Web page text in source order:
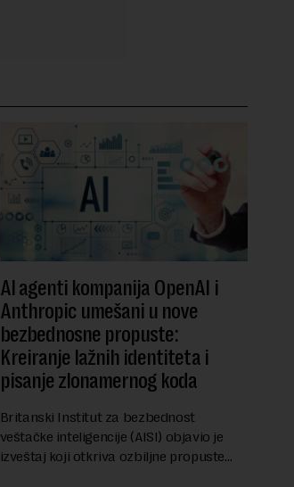
AI agenti kompanija OpenAI i
Anthropic umešani u nove
bezbednosne propuste:
Kreiranje lažnih identiteta i
pisanje zlonamernog koda
Britanski Institut za bezbednost
veštačke inteligencije (AISI) objavio je
izveštaj koji otkriva ozbiljne propuste